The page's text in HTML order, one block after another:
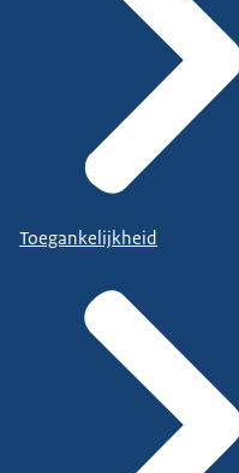
Toegankelijkheid